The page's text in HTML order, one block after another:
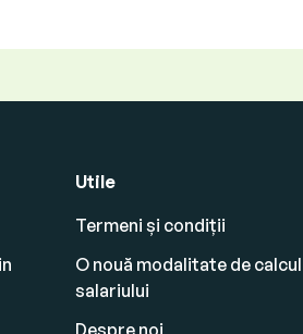
Utile
Termeni și condiții
O nouă modalitate de calcul
salariului
Despre noi